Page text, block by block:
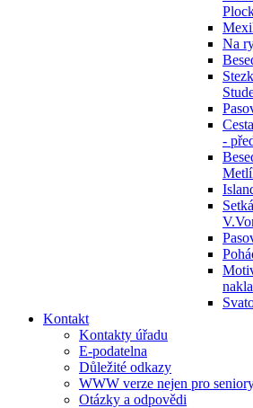
Na
-
Kontakt
Kontakty úřadu
E-podatelna
Důležité odkazy
WWW verze nejen pro
Otázky a odpovědi